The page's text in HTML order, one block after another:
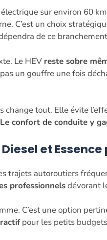
sur environ 60
C’est un choix
de ce
Le HEV reste sobre
un gouffre une fois
tout. Elle évite
Le confort de conduite y
Diesel et
trajets autoroutiers
professionnelsdévorant
C’est une option
pour les petits